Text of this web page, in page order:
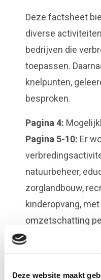
Deze website maakt
Deze factsheet
diverse
bedrijven die
toepassen.
knelpunten,
besproken.
Pagina 4:
Pagina 5-10: Er
natuurbeheer,
zorglandbouw,
kinderopvang,
omzetschatting
Pagina 11:
regelgeving,